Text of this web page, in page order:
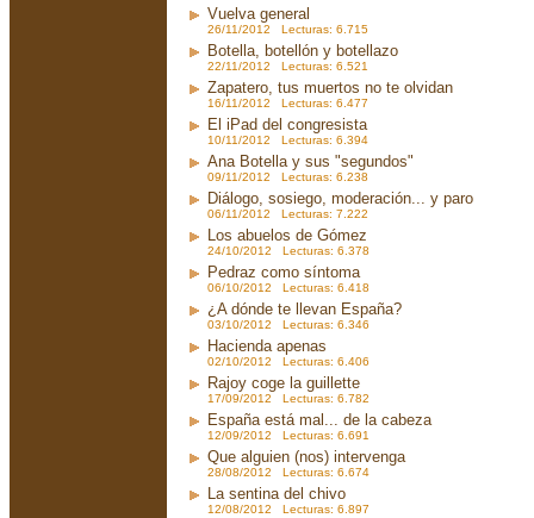
Vuelva general
26/11/2012 Lecturas: 6.715
Botella, botellón y botellazo
22/11/2012 Lecturas: 6.521
Zapatero, tus muertos no te olvidan
16/11/2012 Lecturas: 6.477
El iPad del congresista
10/11/2012 Lecturas: 6.394
Ana Botella y sus "segundos"
09/11/2012 Lecturas: 6.238
Diálogo, sosiego, moderación... y paro
06/11/2012 Lecturas: 7.222
Los abuelos de Gómez
24/10/2012 Lecturas: 6.378
Pedraz como síntoma
06/10/2012 Lecturas: 6.418
¿A dónde te llevan España?
03/10/2012 Lecturas: 6.346
Hacienda apenas
02/10/2012 Lecturas: 6.406
Rajoy coge la guillette
17/09/2012 Lecturas: 6.782
España está mal... de la cabeza
12/09/2012 Lecturas: 6.691
Que alguien (nos) intervenga
28/08/2012 Lecturas: 6.674
La sentina del chivo
12/08/2012 Lecturas: 6.897